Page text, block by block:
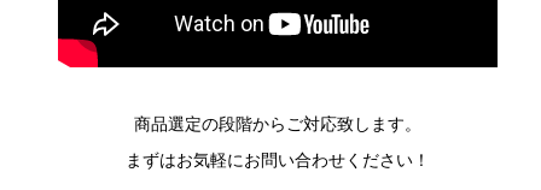
商品選定の段階からご対応致します。
まずはお気軽にお問い合わせください！